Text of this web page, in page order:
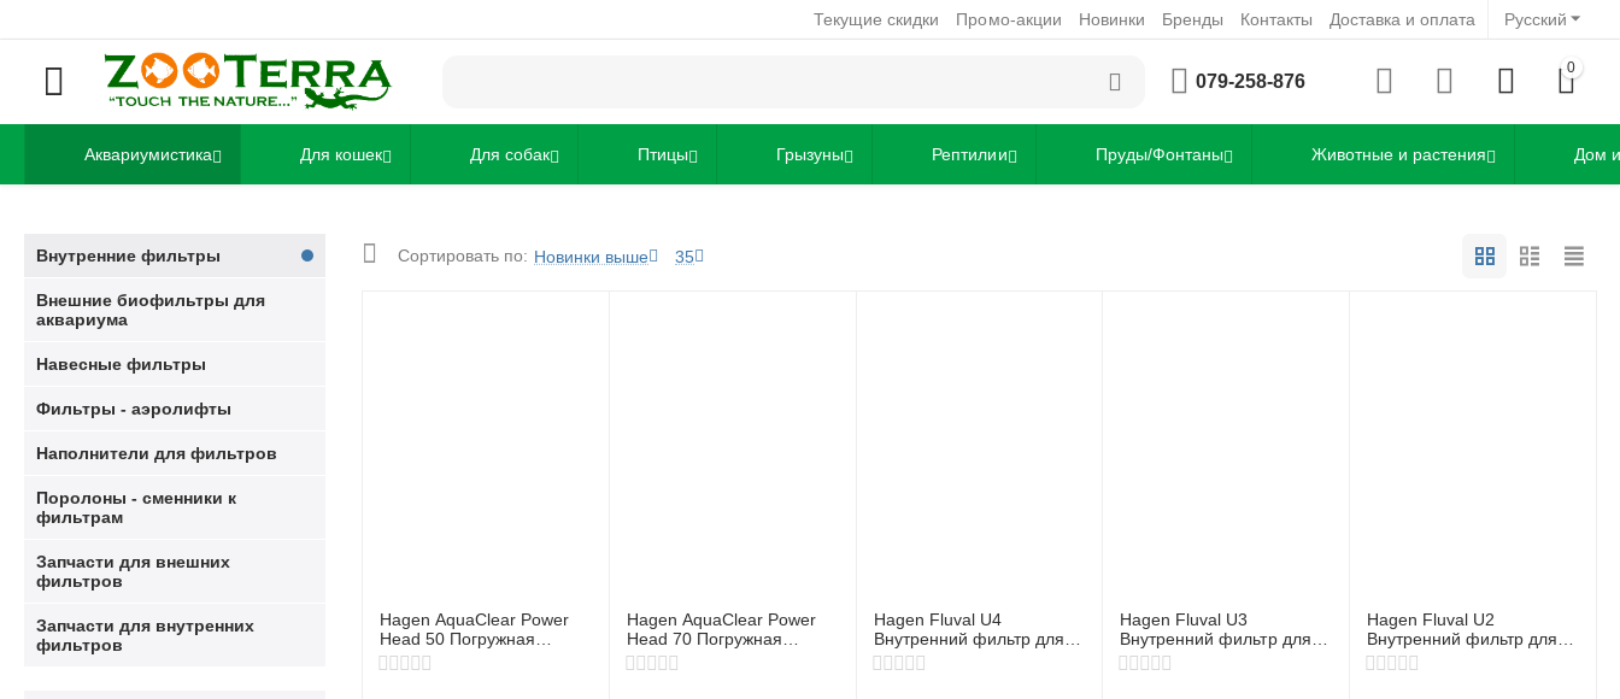
Русский
Текущие скидки Промо-акции Новинки Бренды Контакты Доставка и оплата
079-258-876
0
Аквариумистика Для кошек Для собак Птицы Грызуны Рептилии Пруды/Фонтаны Животные и растения Дом
Сортировать по: Новинки выше 35
Hagen AquaClear Power
Head 50 Погружная
циркуляционная помпа
Hagen AquaClear Power
Head 70 Погружная
циркуляционная помпа
Hagen Fluval U4
Внутренний фильтр для
аквариумов 130–240 л
Hagen Fluval U3
Внутренний фильтр для
аквариумов 90–150 л
Hagen Fluval U2
Внутренний фильтр для
аквариумов 45–110 л
Внутренние фильтры
Внешние биофильтры для
аквариума
Навесные фильтры
Фильтры - аэролифты
Наполнители для фильтров
Поролоны - сменники к
фильтрам
Запчасти для внешних
фильтров
Запчасти для внутренних
фильтров